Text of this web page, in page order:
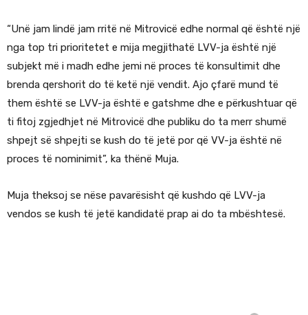
“Unë jam lindë jam rritë në Mitrovicë edhe normal që është një
nga top tri prioritetet e mija megjithatë LVV-ja është një
subjekt më i madh edhe jemi në proces të konsultimit dhe
brenda qershorit do të ketë një vendit. Ajo çfarë mund të
them është se LVV-ja është e gatshme dhe e përkushtuar që
ti fitoj zgjedhjet në Mitrovicë dhe publiku do ta merr shumë
shpejt së shpejti se kush do të jetë por që VV-ja është në
proces të nominimit”, ka thënë Muja.
Muja theksoj se nëse pavarësisht që kushdo që LVV-ja
vendos se kush të jetë kandidatë prap ai do ta mbështesë.